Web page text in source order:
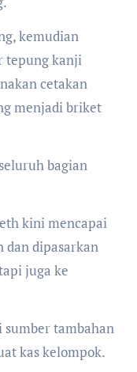
kemudian
tepung kanji
cetakan
menjadi briket
bagian
kini mencapai
dan dipasarkan
juga ke
tambahan
kas kelompok.